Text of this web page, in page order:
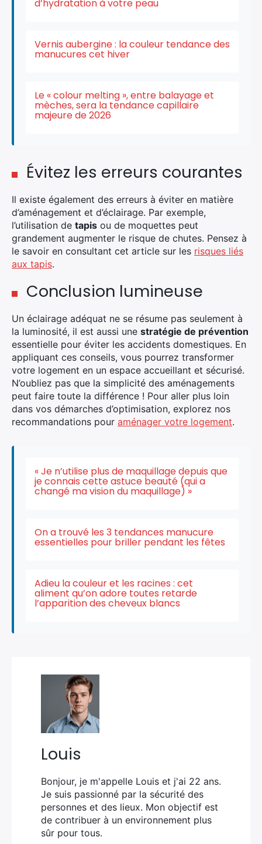
d’hydratation à votre peau
Vernis aubergine : la couleur tendance des
manucures cet hiver
Le « colour melting », entre balayage et
mèches, sera la tendance capillaire
majeure de 2026
Évitez les erreurs courantes
Il existe également des erreurs à éviter en matière
d’aménagement et d’éclairage. Par exemple,
l’utilisation de tapis ou de moquettes peut
grandement augmenter le risque de chutes. Pensez à
le savoir en consultant cet article sur les risques liés
aux tapis.
Conclusion lumineuse
Un éclairage adéquat ne se résume pas seulement à
la luminosité, il est aussi une stratégie de prévention
essentielle pour éviter les accidents domestiques. En
appliquant ces conseils, vous pourrez transformer
votre logement en un espace accueillant et sécurisé.
N’oubliez pas que la simplicité des aménagements
peut faire toute la différence ! Pour aller plus loin
dans vos démarches d’optimisation, explorez nos
recommandations pour aménager votre logement.
« Je n’utilise plus de maquillage depuis que
je connais cette astuce beauté (qui a
changé ma vision du maquillage) »
On a trouvé les 3 tendances manucure
essentielles pour briller pendant les fêtes
Adieu la couleur et les racines : cet
aliment qu’on adore toutes retarde
l’apparition des cheveux blancs
Louis
Bonjour, je m'appelle Louis et j'ai 22 ans.
Je suis passionné par la sécurité des
personnes et des lieux. Mon objectif est
de contribuer à un environnement plus
sûr pour tous.